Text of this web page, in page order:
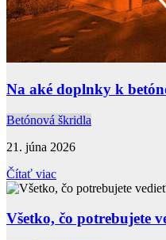
Na aké doplnky k
Betónová škridla
21. júna 2026
Čítať viac
Všetko, čo potrebujete